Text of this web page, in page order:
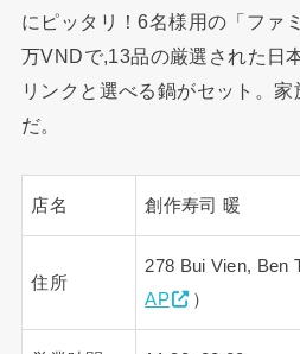
にピッタリ！6名様用の「ファ
万VNDで,13品の厳選された日
リンクと選べる鍋がセット。
だ。
店名 創作寿司 暖
住所
278 Bui Vien, Ben
AP
）